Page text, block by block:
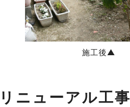
施工後▲
ニューアル工事